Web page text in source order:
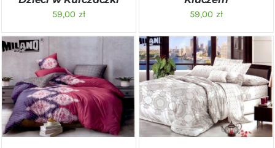
59,00 zł 59,00 zł
DODAJ DO KOSZYKA
/
SZCZEGÓŁY
DODAJ DO KOSZYKA
/
SZCZEGÓŁY